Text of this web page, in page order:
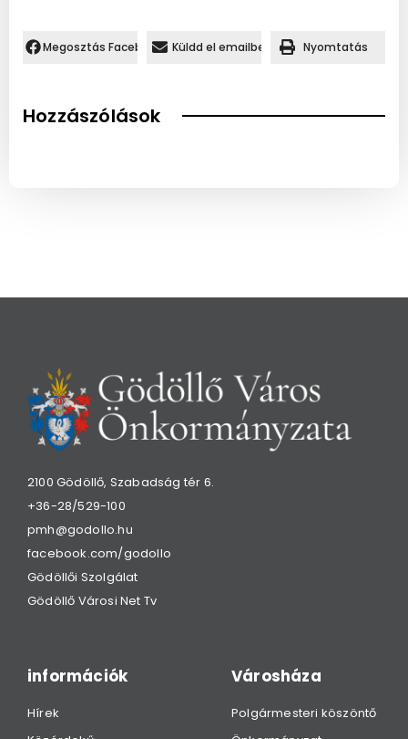
Megosztás Facebookon.Küldd el emailben Nyomtatás
Hozzászólások
2100 Gödöllő, Szabadság tér 6.
+36-28/529-100
pmh@godollo.hu
facebook.com/godollo
Gödöllői Szolgálat
Gödöllő Városi Net Tv
információk
Hírek
Városháza
Polgármesteri köszöntő